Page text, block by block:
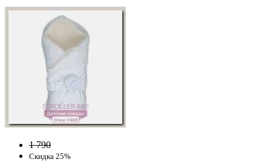
1 790
Скидка 25%